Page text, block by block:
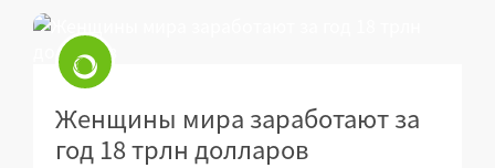
Женщины мира заработают за
год 18 трлн долларов